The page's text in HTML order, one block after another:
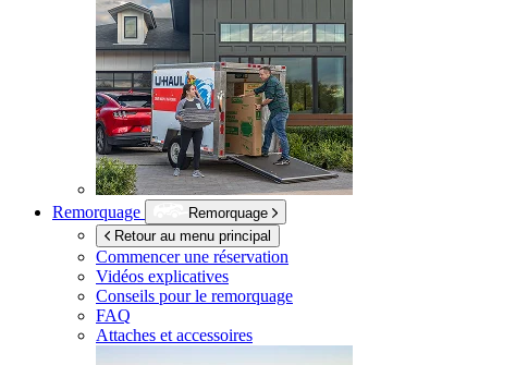
Remorquage
Remorquage
Retour au menu principal
Commencer une réservation
Vidéos explicatives
Conseils pour le remorquage
FAQ
Attaches et accessoires